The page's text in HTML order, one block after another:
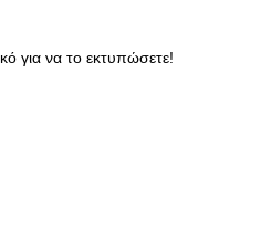
για να το εκτυπώσετε!